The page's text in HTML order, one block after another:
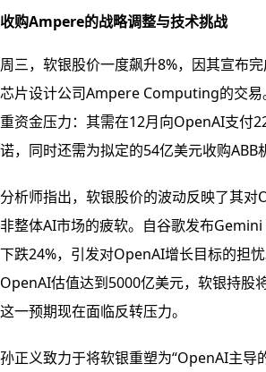
收购Ampere的战略调整与技术挑战
周三，软银股价一度飙升8%，因其宣布
芯片设计公司Ampere Computing的交易
重资金压力：其需在12月向OpenAI支付
诺，同时还需为拟定的54亿美元收购ABB
分析师指出，软银股价的波动反映了其
非整体AI市场的疲软。自谷歌发布
下跌24%，引发对OpenAI增长目标的担
OpenAI估值达到5000亿美元，软银持股
这一预期现在面临反转压力。
孙正义致力于将软银重塑为“OpenAI主导